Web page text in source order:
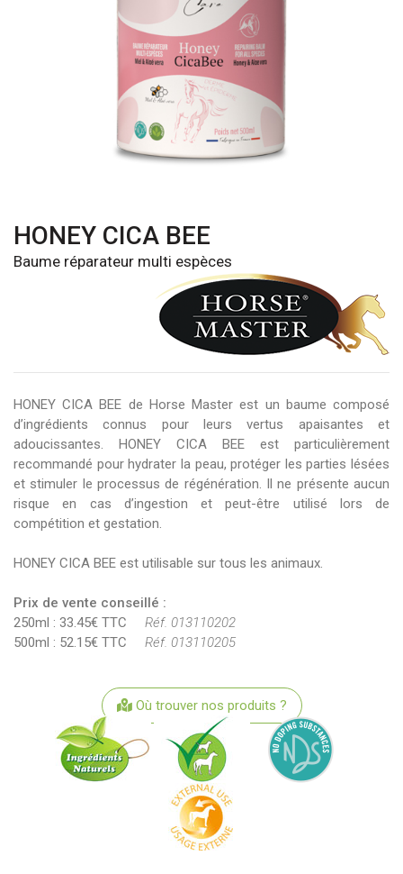
HONEY CICA BEE
Baume réparateur multi espèces
HONEY CICA BEE de Horse Master est un baume composé
d’ingrédients connus pour leurs vertus apaisantes et
adoucissantes. HONEY CICA BEE est particulièrement
recommandé pour hydrater la peau, protéger les parties lésées
et stimuler le processus de régénération. Il ne présente aucun
risque en cas d’ingestion et peut-être utilisé lors de
compétition et gestation.
HONEY CICA BEE est utilisable sur tous les animaux.
Prix de vente conseillé :
250ml : 33.45€ TTC Réf. 013110202
500ml : 52.15€ TTC Réf. 013110205
Où trouver nos produits ?